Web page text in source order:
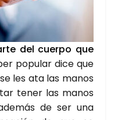
del cuer­po que
popu­lar dice que
les ata las manos
tener las manos
de ser una